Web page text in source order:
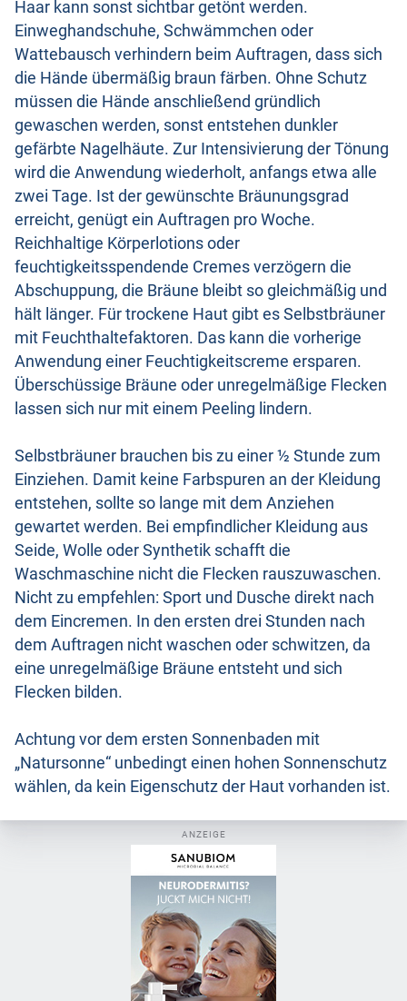
Haar kann sonst sichtbar getönt werden.
Einweghandschuhe, Schwämmchen oder
Wattebausch verhindern beim Auftragen, dass sich
die Hände übermäßig braun färben. Ohne Schutz
müssen die Hände anschließend gründlich
gewaschen werden, sonst entstehen dunkler
gefärbte Nagelhäute. Zur Intensivierung der Tönung
wird die Anwendung wiederholt, anfangs etwa alle
zwei Tage. Ist der gewünschte Bräunungsgrad
erreicht, genügt ein Auftragen pro Woche.
Reichhaltige Körperlotions oder
feuchtigkeitsspendende Cremes verzögern die
Abschuppung, die Bräune bleibt so gleichmäßig und
hält länger. Für trockene Haut gibt es Selbstbräuner
mit Feuchthaltefaktoren. Das kann die vorherige
Anwendung einer Feuchtigkeitscreme ersparen.
Überschüssige Bräune oder unregelmäßige Flecken
lassen sich nur mit einem Peeling lindern.
Selbstbräuner brauchen bis zu einer ½ Stunde zum
Einziehen. Damit keine Farbspuren an der Kleidung
entstehen, sollte so lange mit dem Anziehen
gewartet werden. Bei empfindlicher Kleidung aus
Seide, Wolle oder Synthetik schafft die
Waschmaschine nicht die Flecken rauszuwaschen.
Nicht zu empfehlen: Sport und Dusche direkt nach
dem Eincremen. In den ersten drei Stunden nach
dem Auftragen nicht waschen oder schwitzen, da
eine unregelmäßige Bräune entsteht und sich
Flecken bilden.
Achtung vor dem ersten Sonnenbaden mit
„Natursonne“ unbedingt einen hohen Sonnenschutz
wählen, da kein Eigenschutz der Haut vorhanden ist.
ANZEIGE